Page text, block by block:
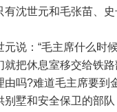
有沈世元和毛张苗、
：“毛主席什么时候
就把休息室移交给铁路
由吗?难道毛主席要到
别墅和安全保卫的部